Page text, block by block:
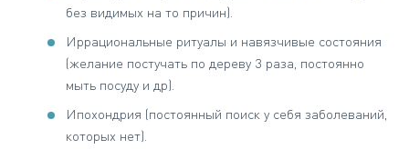
без видимых на то причин).
Иррациональные ритуалы и навязчивые состояния
(желание постучать по дереву 3 раза, постоянно
мыть посуду и др).
Ипохондрия (постоянный поиск у себя заболеваний,
которых нет).